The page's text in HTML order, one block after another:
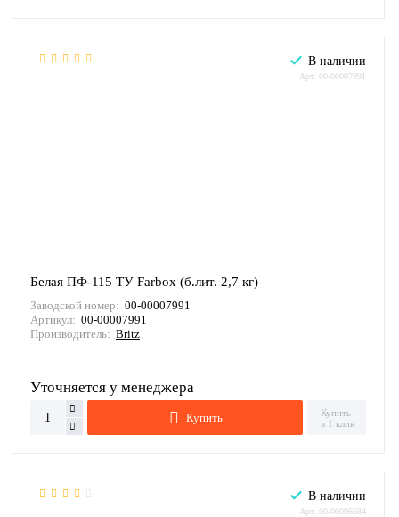
В наличии
Арт: 00-00007991
Белая ПФ-115 ТУ Farbox (б.лит. 2,7 кг)
Заводской номер: 00-00007991
Артикул: 00-00007991
Производитель: Britz
Уточняется у менеджера
Купить
Купить
в 1 клик
В наличии
Арт: 00-00006684